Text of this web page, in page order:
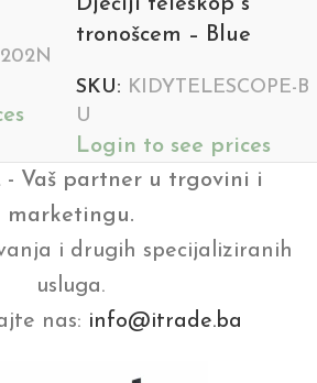
Dječiji teleskop s
tronošcem – Blue
SKU: KIDYTELESCOPE-B
U
Login to see prices
- Vaš partner u trgovini i
marketingu.
i drugih specijaliziranih
usluga.
nas: info@itrade.ba